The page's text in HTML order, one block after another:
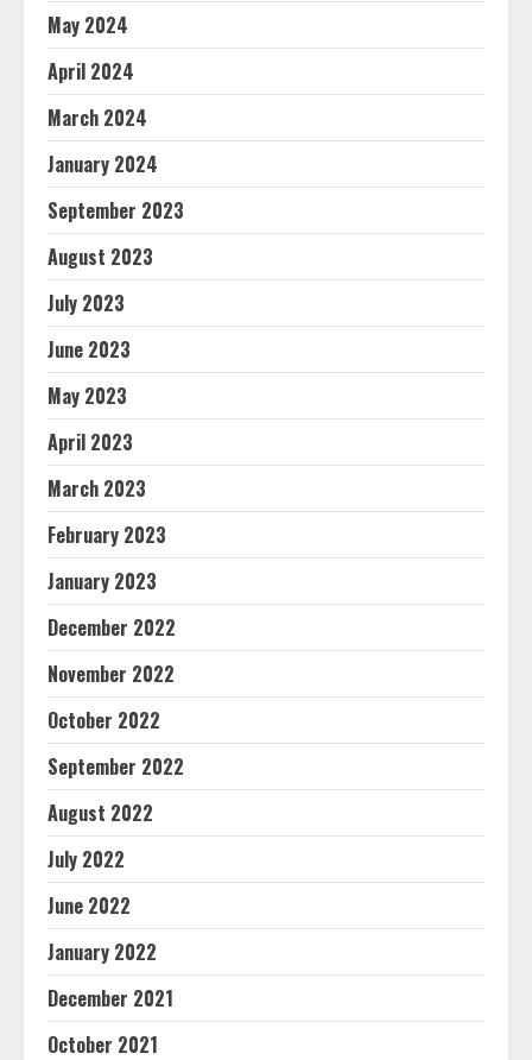
May 2024
April 2024
March 2024
January 2024
September 2023
August 2023
July 2023
June 2023
May 2023
April 2023
March 2023
February 2023
January 2023
December 2022
November 2022
October 2022
September 2022
August 2022
July 2022
June 2022
January 2022
December 2021
October 2021